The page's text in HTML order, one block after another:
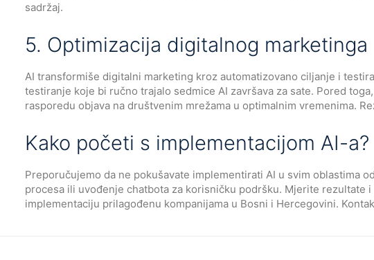
sadržaj.
5. Optimizacija digitalnog marketinga
AI transformiše digitalni marketing kroz automatizovano ciljanje i
testiranje koje bi ručno trajalo sedmice AI završava za sate. Pored
rasporedu objava na društvenim mrežama u optimalnim vremenima.
Kako početi s implementacijom AI-a?
Preporučujemo da ne pokušavate implementirati AI u svim oblastima
procesa ili uvođenje chatbota za korisničku podršku. Mjerite
implementaciju prilagođenu kompanijama u Bosni i Hercegovini.